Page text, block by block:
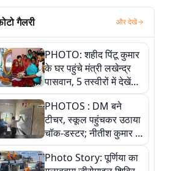
गैलरी और देखें
PHOTO: शहीद पिंटू कुमार
के घर पहुंचे मंत्री लखेन्द्र
पासवान, 5 तस्वीरों में देखें
उस भावुक पल की पूरी
कहानी
PHOTOS : DM बने
टीचर, स्कूल पहुंचकर उठाया
चॉक-डस्टर; नीतीश कुमार के
इस चहेते अधिकारी को
जानिए
Photo Story: पूर्णिया का